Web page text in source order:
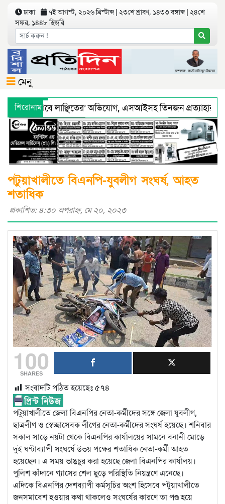
ঢাকা
৭ই আগস্ট, ২০২৬ খ্রিস্টাব্দ | ২৩শে শ্রাবণ, ১৪৩৩ বঙ্গাব্দ | ২৪শে
সফর, ১৪৪৮ হিজরি
মেনু
শিরোনাম
লাঞ্ছিতের’ অভিযোগ, এসআইসহ তিনজন প্রত্যাহার
মহাপরিচালকের হুশিয়ারী
বরিশালে শ্রমিকদের
পটুয়াখালীতে বিএনপি-যুবলীগ সংঘর্ষ, আহত
শতাধিক
প্রকাশিত: ৪:৩০ অপরাহ্ণ, মে ২০, ২০২৩
100
SHARES
সংবাদটি পঠিত হয়েছেঃ ৫৭৪
পটুয়াখালীতে জেলা বিএনপির নেতা-কর্মীদের সঙ্গে জেলা যুবলীগ,
ছাত্রলীগ ও স্বেচ্ছাসেবক লীগের নেতা-কর্মীদের সংঘর্ষ হয়েছে। শনিবার
সকাল সাড়ে নয়টা থেকে বিএনপির কার্যালয়ের সামনে বনানী মোড়ে
দুই ঘণ্টাব্যাপী সংঘর্ষে উভয় পক্ষের শতাধিক নেতা-কর্মী আহত
হয়েছেন। এ সময় ভাঙচুর করা হয়েছে জেলা বিএনপির কার্যালয়।
পুলিশ কাঁদানে গ্যাসের শেল ছুড়ে পরিস্থিতি নিয়ন্ত্রণে এনেছে।
এদিকে বিএনপির দেশব্যাপী কর্মসূচির অংশ হিসেবে পটুয়াখালীতে
জনসমাবেশ হওয়ার কথা থাকলেও সংঘর্ষের কারণে তা পণ্ড হয়ে